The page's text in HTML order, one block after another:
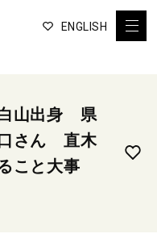
ENGLISH
山出身 県
さん 直木
こと大事